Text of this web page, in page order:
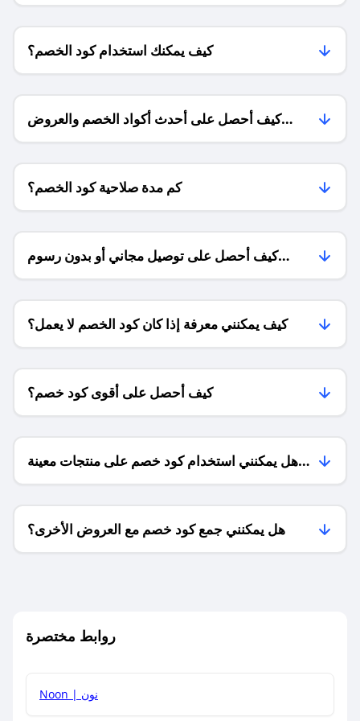
كيف يمكنك استخدام كود الخصم؟
كيف أحصل على أحدث أكواد الخصم والعروض
للمتاجر؟
كم مدة صلاحية كود الخصم؟
كيف أحصل على توصيل مجاني أو بدون رسوم
الشحن ؟
كيف يمكنني معرفة إذا كان كود الخصم لا يعمل؟
كيف أحصل على أقوى كود خصم؟
هل يمكنني استخدام كود خصم على منتجات معينة
فقط؟
هل يمكنني جمع كود خصم مع العروض الأخرى؟
روابط مختصرة
Noon | نون